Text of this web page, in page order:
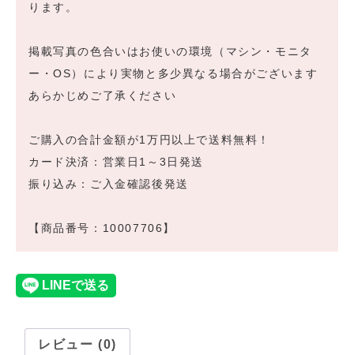
ります。
掲載写真の色合いはお使いの環境（マシン・モニタ
ー・OS）により実物と多少異なる場合がございます
あらかじめご了承ください
ご購入の合計金額が1万円以上で送料無料！
カード決済：営業日1～3日発送
振り込み：ご入金確認後発送
【商品番号：10007706】
レビュー (0)